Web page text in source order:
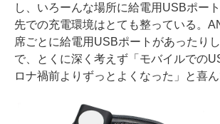
し、いろーんな場所に給電用USBポー
先での充電環境はとても整っている。
席ごとに給電用USBポートがあったり
で、とくに深く考えず「モバイルでの
ロナ禍前よりずっとよくなった」と喜ん